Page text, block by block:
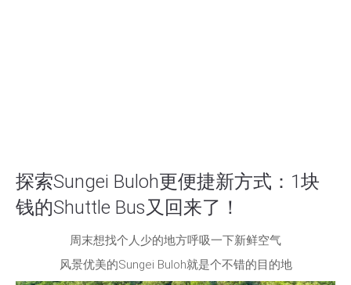
探索Sungei Buloh更便捷新方式：1块
钱的Shuttle Bus又回来了！
周末想找个人少的地方呼吸一下新鲜空气
风景优美的Sungei Buloh就是个不错的目的地